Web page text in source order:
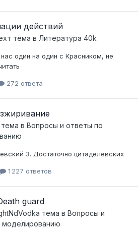
действий
тема в Литература 40k
один на один с Красником, не
272 ответа
тема в Вопросы и ответы по
3. Достаточно цитаделевских
1 227 ответов
guard
тема в Вопросы и
моделированию